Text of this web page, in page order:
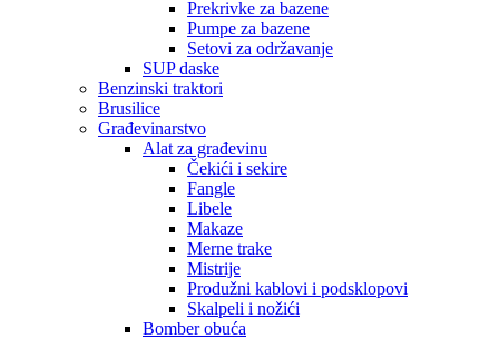
Prekrivke za bazene
Pumpe za bazene
Setovi za održavanje
SUP daske
Benzinski traktori
Brusilice
Građevinarstvo
Alat za građevinu
Čekići i sekire
Fangle
Libele
Makaze
Merne trake
Mistrije
Produžni kablovi i podsklopovi
Skalpeli i nožići
Bomber obuća